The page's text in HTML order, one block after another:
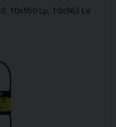
10x950 Lp, 10x963 Le